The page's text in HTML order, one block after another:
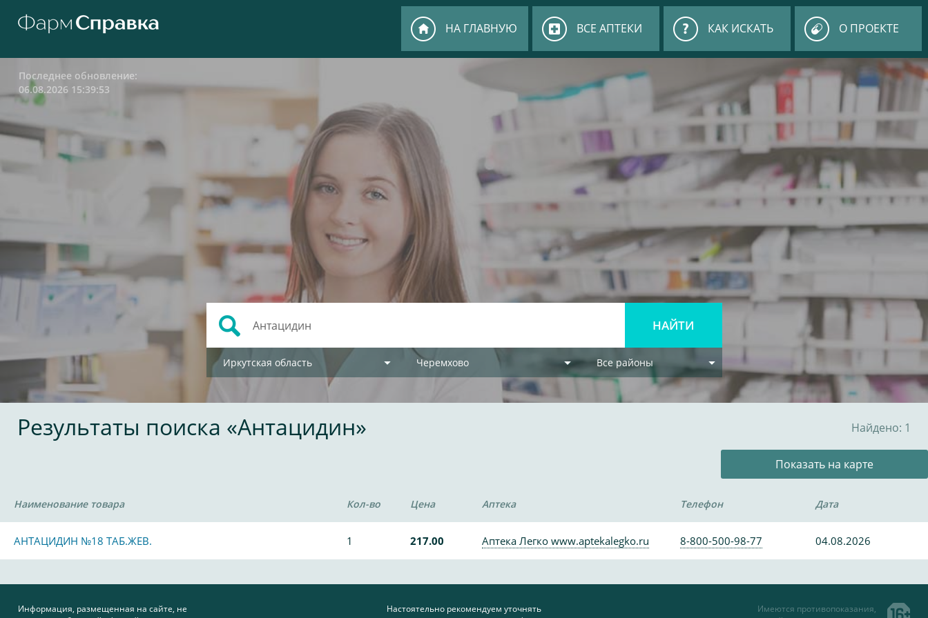
НА ГЛАВНУЮ ВСЕ АПТЕКИ КАК ИСКАТЬ О ПРОЕКТЕ
Последнее обновление:
06.08.2026 15:39:53
Иркутская область Черемхово Все районы
Результаты поиска «Антацидин» Найдено: 1
Показать на карте
Наименование товара Кол-во Цена Аптека Телефон Дата
АНТАЦИДИН №18 ТАБ.ЖЕВ. 1 217.00 Аптека Легко www.aptekalegko.ru 8-800-500-98-77 04.08.2026
Информация, размещенная на сайте, не
Настоятельно рекомендуем уточнять
Имеются противопоказания,